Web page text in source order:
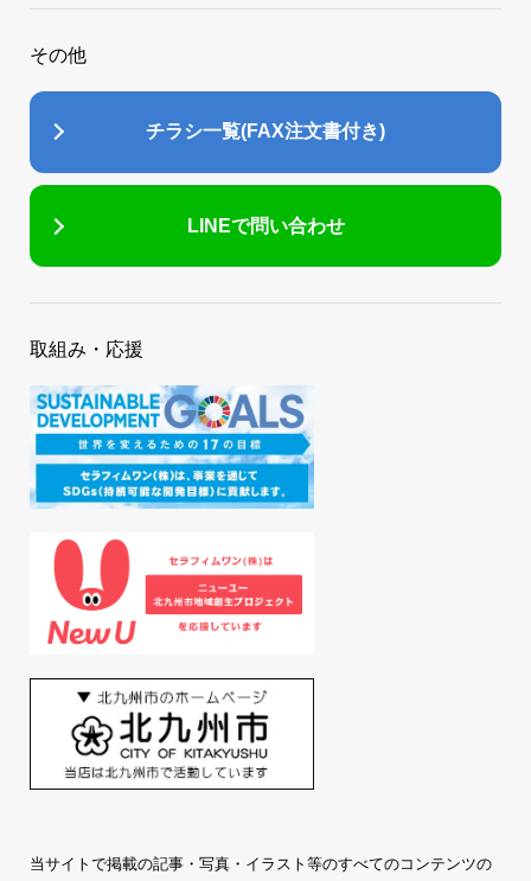
その他
チラシ一覧(FAX注文書付き)
LINEで問い合わせ
取組み・応援
当サイトで掲載の記事・写真・イラスト等のすべてのコンテンツの